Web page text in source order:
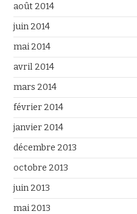
août 2014
juin 2014
mai 2014
avril 2014
mars 2014
février 2014
janvier 2014
décembre 2013
octobre 2013
juin 2013
mai 2013